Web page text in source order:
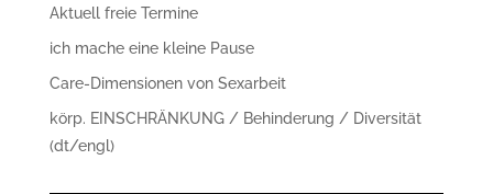
Aktuell freie Termine
ich mache eine kleine Pause
Care-Dimensionen von Sexarbeit
körp. EINSCHRÄNKUNG / Behinderung / Diversität
(dt/engl)